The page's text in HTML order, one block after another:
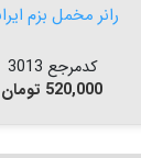
رانر مخمل بزم
کدمرجع 3013
قیمت
520,000 تومان